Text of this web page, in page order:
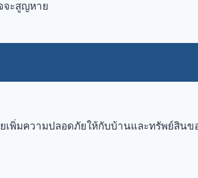
จะสูญหาย
พิ่มความปลอดภัยให้กับบ้านและทรัพย์สินข